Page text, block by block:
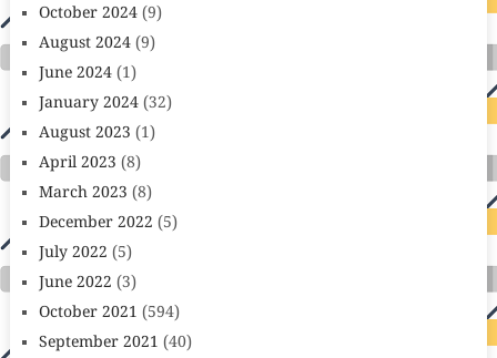
October 2024(9)
August 2024(9)
June 2024(1)
January 2024(32)
August 2023 (1)
April 2023 (8)
March 2023 (8)
December 2022 (5)
July 2022 (5)
June 2022 (3)
October 2021 (594)
September 2021 (40)